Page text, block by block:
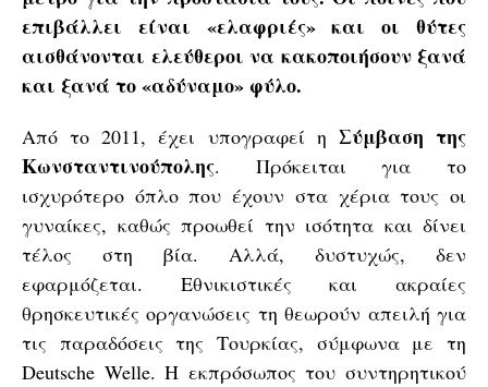
επιβάλλει είναι «ελαφριές» και οι θύτες
αισθάνονται ελεύθεροι να κακοποιήσουν ξανά
και ξανά το «αδύναμο» φύλο.
Από το 2011, έχει υπογραφεί η Σύμβαση της
Κωνσταντινούπολης. Πρόκειται για το
ισχυρότερο όπλο που έχουν στα χέρια τους οι
γυναίκες, καθώς προωθεί την ισότητα και δίνει
τέλος στη βία. Αλλά, δυστυχώς, δεν
εφαρμόζεται. Εθνικιστικές και ακραίες
θρησκευτικές οργανώσεις τη θεωρούν απειλή για
τις παραδόσεις της Τουρκίας, σύμφωνα με τη
Deutsche Welle. H εκπρόσωπος του συντηρητικού